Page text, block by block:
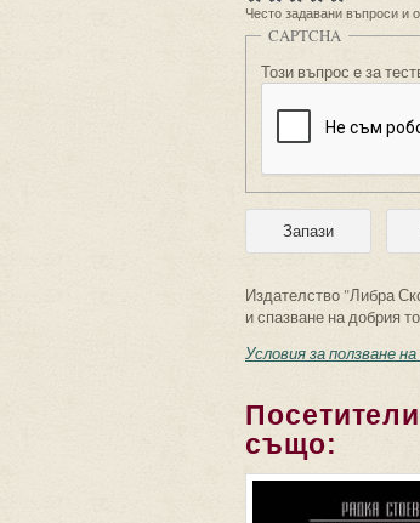
Често задавани въпроси и
CAPTCHA
Този въпрос е за
Издателство "Либра
и спазване на добрия
Условия за ползване
също: